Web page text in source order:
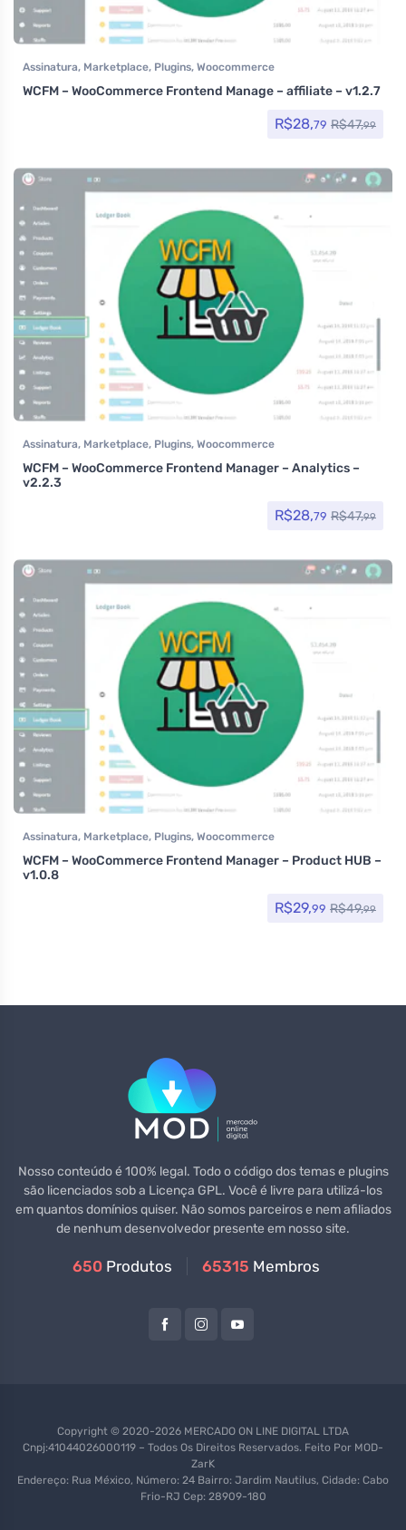
Assinatura, Marketplace, Plugins, Woocommerce
WCFM – WooCommerce Frontend Manage – affiliate – v1.2.7
R$28,79 R$47,99
Assinatura, Marketplace, Plugins, Woocommerce
WCFM – WooCommerce Frontend Manager – Analytics –
v2.2.3
R$28,79 R$47,99
Assinatura, Marketplace, Plugins, Woocommerce
WCFM – WooCommerce Frontend Manager – Product HUB –
v1.0.8
R$29,99 R$49,99
Nosso conteúdo é 100% legal. Todo o código dos temas e plugins
são licenciados sob a Licença GPL. Você é livre para utilizá-los
em quantos domínios quiser. Não somos parceiros e nem afiliados
de nenhum desenvolvedor presente em nosso site.
650 Produtos 65315 Membros
Copyright © 2020-2026 MERCADO ON LINE DIGITAL LTDA
Cnpj:41044026000119 – Todos Os Direitos Reservados. Feito Por MOD-
ZarK
Endereço: Rua México, Número: 24 Bairro: Jardim Nautilus, Cidade: Cabo
Frio-RJ Cep: 28909-180